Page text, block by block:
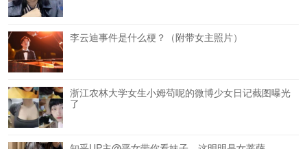
李云迪事件是什么梗？（附带女主照片）
浙江农林大学女生小姆苟呢的微博少女日记截图曝光
了